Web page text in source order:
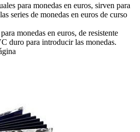
para monedas en euros, sirven para
series de monedas en euros de curso
monedas en euros, de resistente
duro para introducir las monedas.